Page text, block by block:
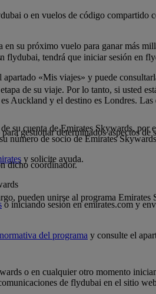
o en vuelos de código compartido
su próximo vuelo para ganar más
flydubai, tendrá que iniciar sesión en
«Mis viajes» y puede
su cuenta de Emirates Skywards,
número de socio de Emirates
y solicite ayuda.
de su viaje. Por lo tanto, si usted
Auckland y el destino es Londres. Las
gestionar determinados aspectos
o iniciando sesión en emirates.com y
normativa del programa y consulte el
dicho coordinador.
pueden unirse al programa
o en cualquier otro momento
de flydubai en el sitio